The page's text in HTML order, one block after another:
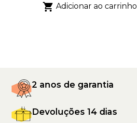
 Adicionar ao carrinho
2 anos de garantia
Devoluções 14 dias